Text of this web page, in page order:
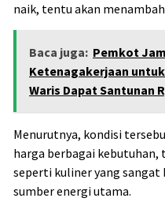
naik, tentu akan
Baca juga: Pemkot
Ketenagakerjaan
Waris Dapat Santunan
Menurutnya, kondisi
harga berbagai kebutuhan,
seperti kuliner yang sangat
sumber energi utama.